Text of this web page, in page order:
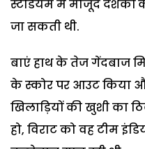
स्‍टेडियम में मौजूद दर्शकों
जा सकती थी.
बाएं हाथ के तेज गेंदबाज
के स्‍कोर पर आउट किया
खिलाड़ि‍यों की खुशी का
हो, विराट को वह टीम